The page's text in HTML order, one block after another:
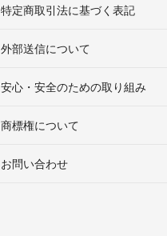
特定商取引法に基づく表記
外部送信について
安心・安全のための取り組み
商標権について
お問い合わせ